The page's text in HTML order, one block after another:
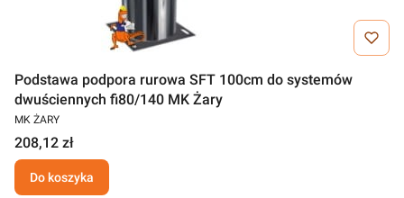
Podstawa podpora rurowa SFT 100cm do systemów
dwuściennych fi80/140 MK Żary
MK ŻARY
208,12 zł
Do koszyka